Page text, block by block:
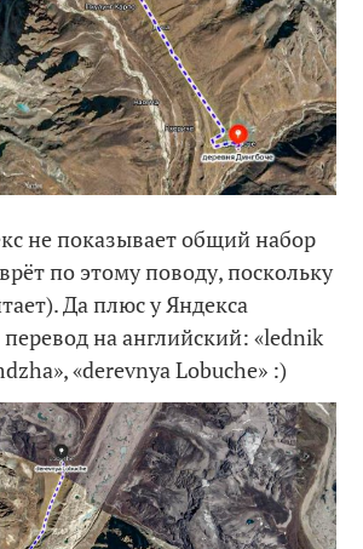
не показывает общий набор
по этому поводу, поскольку
Да плюс у Яндекса
на английский: «lednik
«derevnya Lobuche» :)